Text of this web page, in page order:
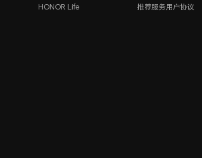
HONOR Life
推荐服务用户协议